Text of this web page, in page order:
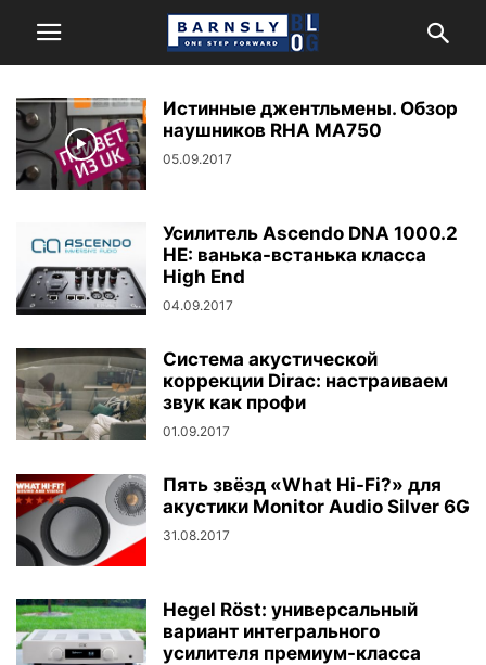
Истинные джентльмены. Обзор
наушников RHA MA750
05.09.2017
Усилитель Ascendo DNA 1000.2
HE: ванька-встанька класса
High End
04.09.2017
Система акустической
коррекции Dirac: настраиваем
звук как профи
01.09.2017
Пять звёзд «What Hi-Fi?» для
акустики Monitor Audio Silver 6G
31.08.2017
Hegel Röst: универсальный
вариант интегрального
усилителя премиум-класса